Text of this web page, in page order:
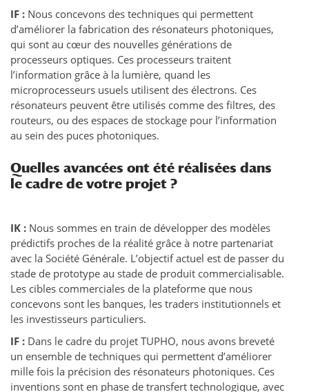
IF : Nous concevons des techniques qui permettent
d’améliorer la fabrication des résonateurs photoniques,
qui sont au cœur des nouvelles générations de
processeurs optiques. Ces processeurs traitent
l’information grâce à la lumière, quand les
microprocesseurs usuels utilisent des électrons. Ces
résonateurs peuvent être utilisés comme des filtres, des
routeurs, ou des espaces de stockage pour l’information
au sein des puces photoniques.
Quelles avancées ont été réalisées dans
le cadre de votre projet ?
IK : Nous sommes en train de développer des modèles
prédictifs proches de la réalité grâce à notre partenariat
avec la Société Générale. L’objectif actuel est de passer du
stade de prototype au stade de produit commercialisable.
Les cibles commerciales de la plateforme que nous
concevons sont les banques, les traders institutionnels et
les investisseurs particuliers.
IF : Dans le cadre du projet TUPHO, nous avons breveté
un ensemble de techniques qui permettent d’améliorer
mille fois la précision des résonateurs photoniques. Ces
inventions sont en phase de transfert technologique, avec